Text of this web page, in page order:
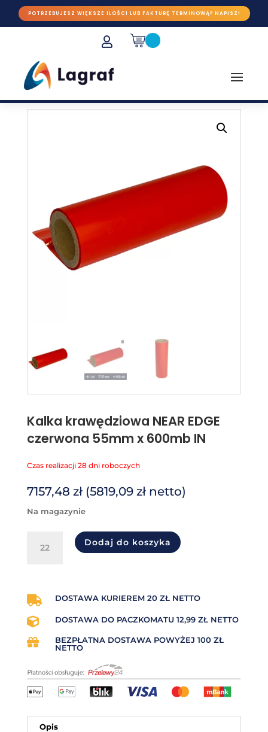
POTRZEBUJESZ WIĘKSZE ILOŚCI LUB FAKTURĘ TERMINOWĄ? NAPISZ!

Kalka krawędziowa NEAR EDGE
czerwona 55mm x 600mb IN
Czas realizacji 28 dni roboczych
7157,48 zł (5819,09 złnetto)
na magazynie
Kalka
czerwona
55mm
x
IN
Dodaj do koszyka
 DOSTAWA KURIEREM 20 ZŁ NETTO
 DOSTAWA DO PACZKOMATU 12,99 ZŁ NETTO

BEZPŁATNA DOSTAWA POWYŻEJ 100 ZŁ
NETTO
Opis